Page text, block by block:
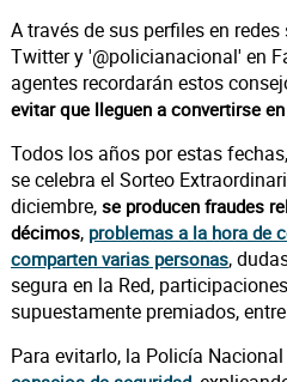
A través de sus perfiles en
Twitter y '@policianacional' en
agentes recordarán estos
evitar que lleguen a convertirse
Todos los años por estas
se celebra el Sorteo
diciembre, se producen fraudes
décimos, problemas a la hora de
comparten varias personas,
segura en la Red,
supuestamente premiados,
Para evitarlo, la Policía